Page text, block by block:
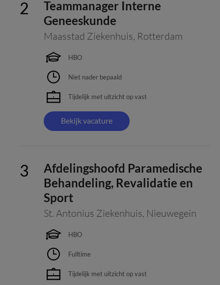
Teammanager Interne
Geneeskunde
Maasstad Ziekenhuis, Rotterdam
HBO
Niet nader bepaald
Tijdelijk met uitzicht op vast
Bekijk vacature
Afdelingshoofd Paramedische
Behandeling, Revalidatie en
Sport
St. Antonius Ziekenhuis, Nieuwegein
HBO
Fulltime
Tijdelijk met uitzicht op vast